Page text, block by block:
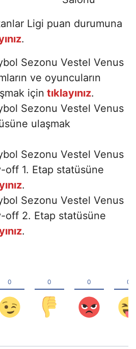
.
ve oyuncuların
için tıklayınız.
Sezonu Vestel Venus
ulaşmak
Sezonu Vestel Venus
off 1. Etap statüsüne
.
Sezonu Vestel Venus
off 2. Etap statüsüne
.